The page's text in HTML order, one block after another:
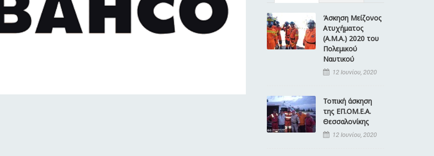
Άσκηση Μείζονος
Ατυχήματος
(Α.Μ.Α.) 2020 του
Πολεμικού
Ναυτικού
12 Ιουνίου, 2020
Τοπική άσκηση
της ΕΠ.ΟΜ.Ε.Α.
Θεσσαλονίκης
12 Ιουνίου, 2020